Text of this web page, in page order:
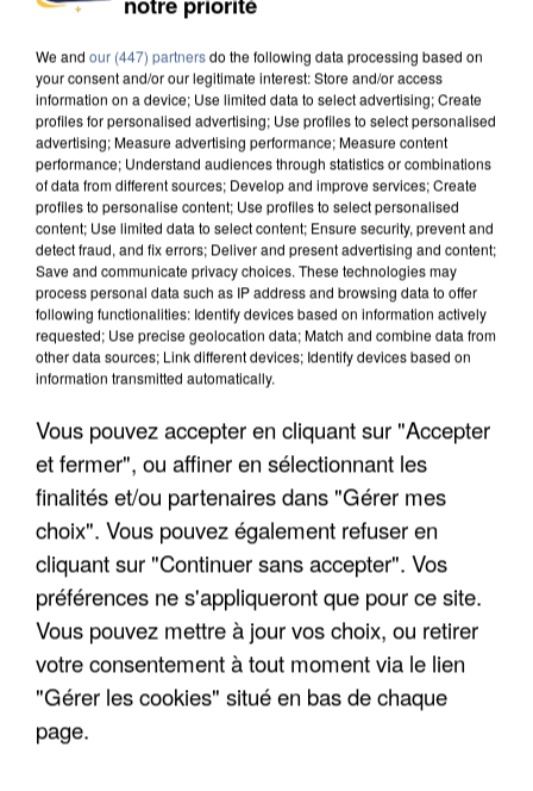
DE FAUNE SAUVAGE SONT...
L’UN DES FONDATEURS SUPPOSÉS DE LA DZ
MAFIA INTERPELLÉ EN ALGÉRIE
We and our (447) partnersdo the following data processing based on
your consent and/or our legitimate interest: Store and/or access
information on a device; Use limited data to select advertising; Create
profiles for personalised advertising; Use profiles to select personalised
advertising; Measure advertising performance; Measure content
performance; Understand audiences through statistics or combinations
of data from different sources; Develop and improve services; Create
profiles to personalise content; Use profiles to select personalised
content; Use limited data to select content; Ensure security, prevent and
detect fraud, and fix errors; Deliver and present advertising and content;
Save and communicate privacy choices. These technologies may
process personal data such as IP address and browsing data to offer
following functionalities: Identify devices based on information actively
requested; Use precise geolocation data; Match and combine data from
other data sources; Link different devices; Identify devices based on
information transmitted automatically.
Vous pouvez accepter en cliquant sur "Accepter
et fermer", ou affiner en sélectionnant les
finalités et/ou partenaires dans "Gérer mes
choix". Vous pouvez également refuser en
cliquant sur "Continuer sans accepter". Vos
préférences ne s'appliqueront que pour ce site.
Vous pouvez mettre à jour vos choix, ou retirer
votre consentement à tout moment via le lien
"Gérer les cookies" situé en bas de chaque
page.